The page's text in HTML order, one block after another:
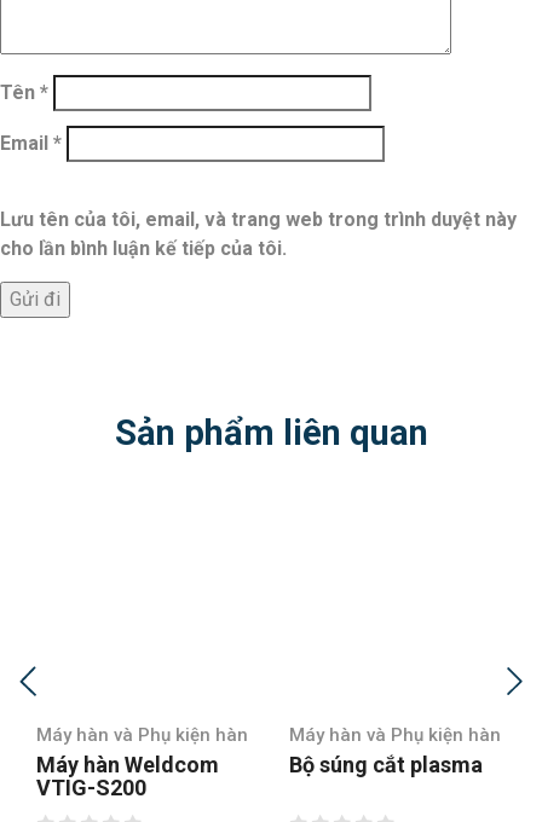
Tên *
Email *
Lưu tên của tôi, email, và trang web trong trình duyệt này
cho lần bình luận kế tiếp của tôi.
Sản phẩm liên quan
Máy hàn và Phụ kiện hàn
Máy hàn Weldcom
VTIG-S200
Máy hàn và Phụ kiện hàn
Bộ súng cắt plasma